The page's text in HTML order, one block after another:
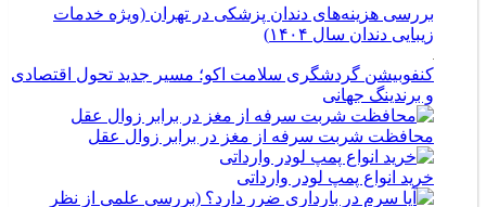
بررسی هزینه‌های دندان پزشکی در تهران (ویژه خدمات
زیبایی دندان سال ۱۴۰۴)
کنفوبیشن گردشگری سلامت اکو؛ مسیر جدید تحول اقتصادی
و برندینگ جهانی
محافظت شربت سرفه از مغز در برابر زوال عقل
خرید انواع پمپ لودر وارداتی